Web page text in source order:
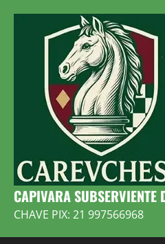
CAPIVARA SUBSERVIENTE
CHAVE PIX: 21 997566968